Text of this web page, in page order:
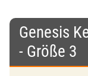
Genesis
- Größe 3